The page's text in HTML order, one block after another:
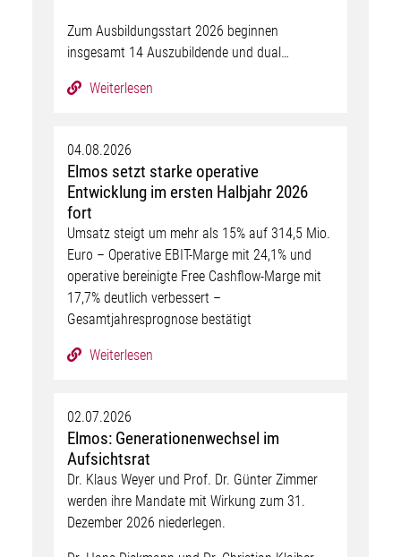
Zum Ausbildungsstart 2026 beginnen
insgesamt 14 Auszubildende und dual…
Weiterlesen
04.08.2026
Elmos setzt starke operative
Entwicklung im ersten Halbjahr 2026
fort
Umsatz steigt um mehr als 15% auf 314,5 Mio.
Euro – Operative EBIT-Marge mit 24,1% und
operative bereinigte Free Cashflow-Marge mit
17,7% deutlich verbessert –
Gesamtjahresprognose bestätigt
Weiterlesen
02.07.2026
Elmos: Generationenwechsel im
Aufsichtsrat
Dr. Klaus Weyer und Prof. Dr. Günter Zimmer
werden ihre Mandate mit Wirkung zum 31.
Dezember 2026 niederlegen.